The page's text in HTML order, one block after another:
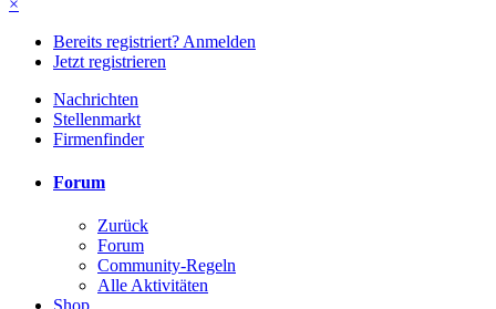
Bereits registriert? Anmelden
Jetzt registrieren
Nachrichten
Stellenmarkt
Firmenfinder
Forum
Zurück
Forum
Community-Regeln
Alle Aktivitäten